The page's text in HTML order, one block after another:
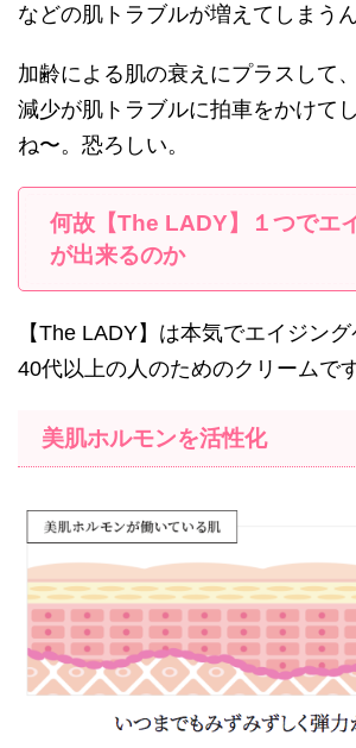
などの肌トラブルが増えてしまうん
加齢による肌の衰えにプラスして
減少が肌トラブルに拍車をかけて
ね〜。恐ろしい。
何故【The LADY】１つでエ
が出来るのか
【The LADY】は本気でエイジング
40代以上の人のためのクリームです
美肌ホルモンを活性化